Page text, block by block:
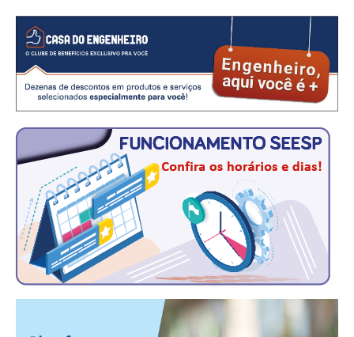
TRANSPARÊNCIA
JURÍDICO
CONSULTORIA
CONTRIBUIÇÕES
CONTRIBUIÇÃO ASSISTENCIAL
CONTRIBUIÇÃO ASSOCIATIVA OU ANUIDADE DE SÓCIO
CONTRIBUIÇÃO SINDICAL URBANA
REVISÃO DE APOSENTADORIA